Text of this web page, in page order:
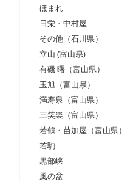
ほまれ
日栄・中村屋
その他（石川県）
立山 (富山県)
有磯 曙（富山県）
玉旭（富山県）
満寿泉（富山県）
三笑楽（富山県）
若鶴・苗加屋（富山県）
若駒
黒部峡
風の盆